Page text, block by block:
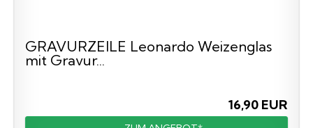
GRAVURZEILE Leonardo Weizenglas
mit Gravur...
16,90 EUR